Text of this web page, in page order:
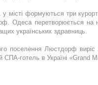
у місті формуються три
Одеса перетворюється на
українських здравниць.
поселення Люстдорф
готель в Україні «Grand